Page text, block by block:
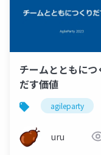
チームとともにつ
だす価値
agileparty
uru